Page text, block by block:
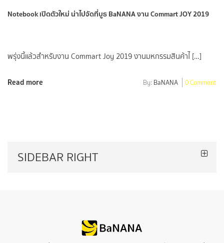
Notebook เปิดตัวใหม่ น่าไปจัดที่บูธ BaNANA งาน Commart JOY 2019
พรุ่งนี้แล้วสำหรับงาน Commart Joy 2019 งานมหกรรมสินค้าไ […]
Read more By: BaNANA 0 Comment
SIDEBAR RIGHT